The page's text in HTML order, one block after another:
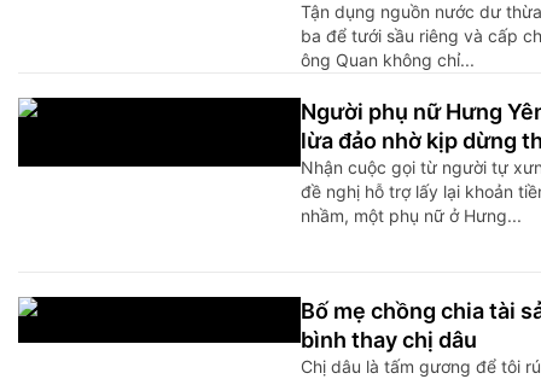
​Tận dụng nguồn nước dư
ba để tưới sầu riêng và cấp
ông Quan không chỉ...
Người phụ nữ Hưng
lừa đảo nhờ kịp dừng
Nhận cuộc gọi từ người tự
đề nghị hỗ trợ lấy lại khoản
nhầm, một phụ nữ ở Hưng...
Bố mẹ chồng chia tài
bình thay chị dâu
Chị dâu là tấm gương để tôi